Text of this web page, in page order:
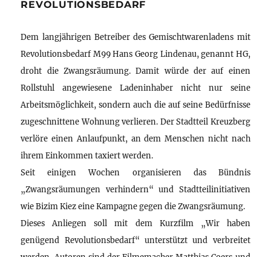
REVOLUTIONSBEDARF
Dem langjährigen Betreiber des Gemischtwarenladens mit
Revolutionsbedarf M99 Hans Georg Lindenau, genannt HG,
droht die Zwangsräumung. Damit würde der auf einen
Rollstuhl angewiesene Ladeninhaber nicht nur seine
Arbeitsmöglichkeit, sondern auch die auf seine Bedürfnisse
zugeschnittene Wohnung verlieren. Der Stadtteil Kreuzberg
verlöre einen Anlaufpunkt, an dem Menschen nicht nach
ihrem Einkommen taxiert werden.
Seit einigen Wochen organisieren das Bündnis
„Zwangsräumungen verhindern“ und Stadtteilinitiativen
wie Bizim Kiez eine Kampagne gegen die Zwangsräumung.
Dieses Anliegen soll mit dem Kurzfilm „Wir haben
genügend Revolutionsbedarf“ unterstützt und verbreitet